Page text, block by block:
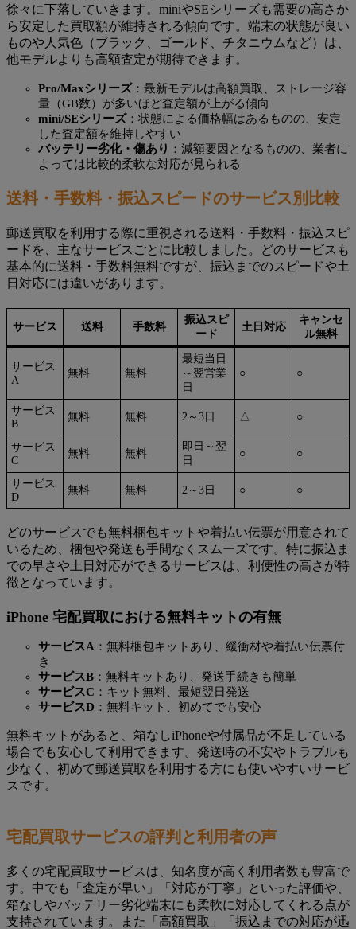
徐々に下落していきます。miniやSEシリーズも需要の高さか
ら安定した買取額が維持される傾向です。端末の状態が良い
ものや人気色（ブラック、ゴールド、チタニウムなど）は、
他モデルよりも高額査定が期待できます。
Pro/Maxシリーズ：最新モデルは高額買取、ストレージ容
量（GB数）が多いほど査定額が上がる傾向
mini/SEシリーズ：状態による価格幅はあるものの、安定
した査定額を維持しやすい
バッテリー劣化・傷あり ：減額要因となるものの、業者に
よっては比較的柔軟な対応が見られる
送料・手数料・振込スピードのサービス別比較
郵送買取を利用する際に重視される送料・手数料・振込スピ
ードを、主なサービスごとに比較しました。どのサービスも
基本的に送料・手数料無料ですが、振込までのスピードや土
日対応には違いがあります。
サービス 送料 手数料
振込スピ
ード
土日対応
キャンセ
ル無料
サービス
A
無料 無料
最短当日
～翌営業
日
○ ○
サービス
B
無料 無料 2～3日 △ ○
サービス
C
無料 無料
即日～翌
日
○ ○
サービス
D
無料 無料 2～3日 ○ ○
どのサービスでも無料梱包キットや着払い伝票が用意されて
いるため、梱包や発送も手間なくスムーズです。特に振込ま
での早さや土日対応ができるサービスは、利便性の高さが特
徴となっています。
iPhone 宅配買取における無料キットの有無
サービスA ：無料梱包キットあり、緩衝材や着払い伝票付
き
サービスB ：無料キットあり、発送手続きも簡単
サービスC ：キット無料、最短翌日発送
サービスD ：無料キット、初めてでも安心
無料キットがあると、箱なしiPhoneや付属品が不足している
場合でも安心して利用できます。発送時の不安やトラブルも
少なく、初めて郵送買取を利用する方にも使いやすいサービ
スです。
宅配買取サービスの評判と利用者の声
多くの宅配買取サービスは、知名度が高く利用者数も豊富で
す。中でも「査定が早い」「対応が丁寧」といった評価や、
箱なしやバッテリー劣化端末にも柔軟に対応してくれる点が
支持されています。また「高額買取」「振込までの対応が迅